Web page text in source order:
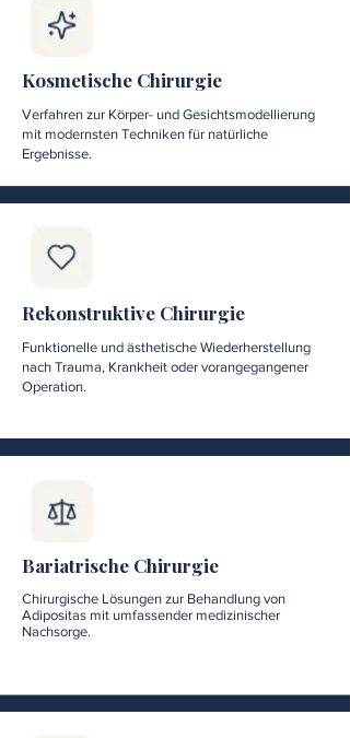
Kosmetische Chirurgie
Verfahren zur Körper- und Gesichtsmodellierung
mit modernsten Techniken für natürliche
Ergebnisse.
Rekonstruktive Chirurgie
Funktionelle und ästhetische Wiederherstellung
nach Trauma, Krankheit oder vorangegangener
Operation.
Bariatrische Chirurgie
Chirurgische Lösungen zur Behandlung von
Adipositas mit umfassender medizinischer
Nachsorge.